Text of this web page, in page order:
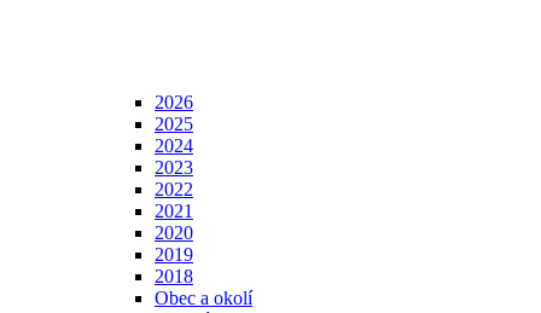
2026
2025
2024
2023
2022
2021
2020
2019
2018
Obec a okolí